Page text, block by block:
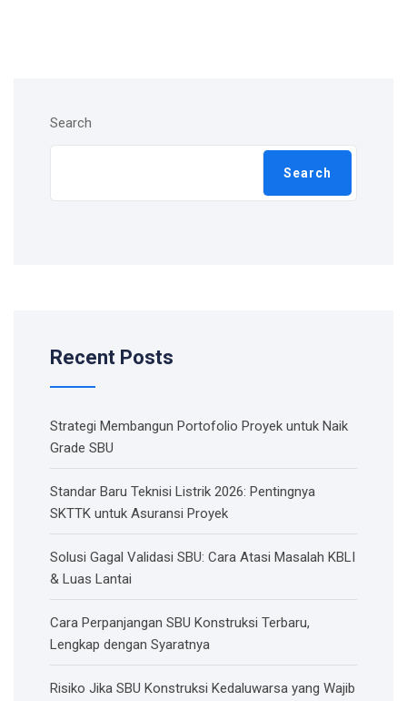
Search
Search
Recent Posts
Strategi Membangun Portofolio Proyek untuk Naik
Grade SBU
Standar Baru Teknisi Listrik 2026: Pentingnya
SKTTK untuk Asuransi Proyek
Solusi Gagal Validasi SBU: Cara Atasi Masalah KBLI
& Luas Lantai
Cara Perpanjangan SBU Konstruksi Terbaru,
Lengkap dengan Syaratnya
Risiko Jika SBU Konstruksi Kedaluwarsa yang Wajib